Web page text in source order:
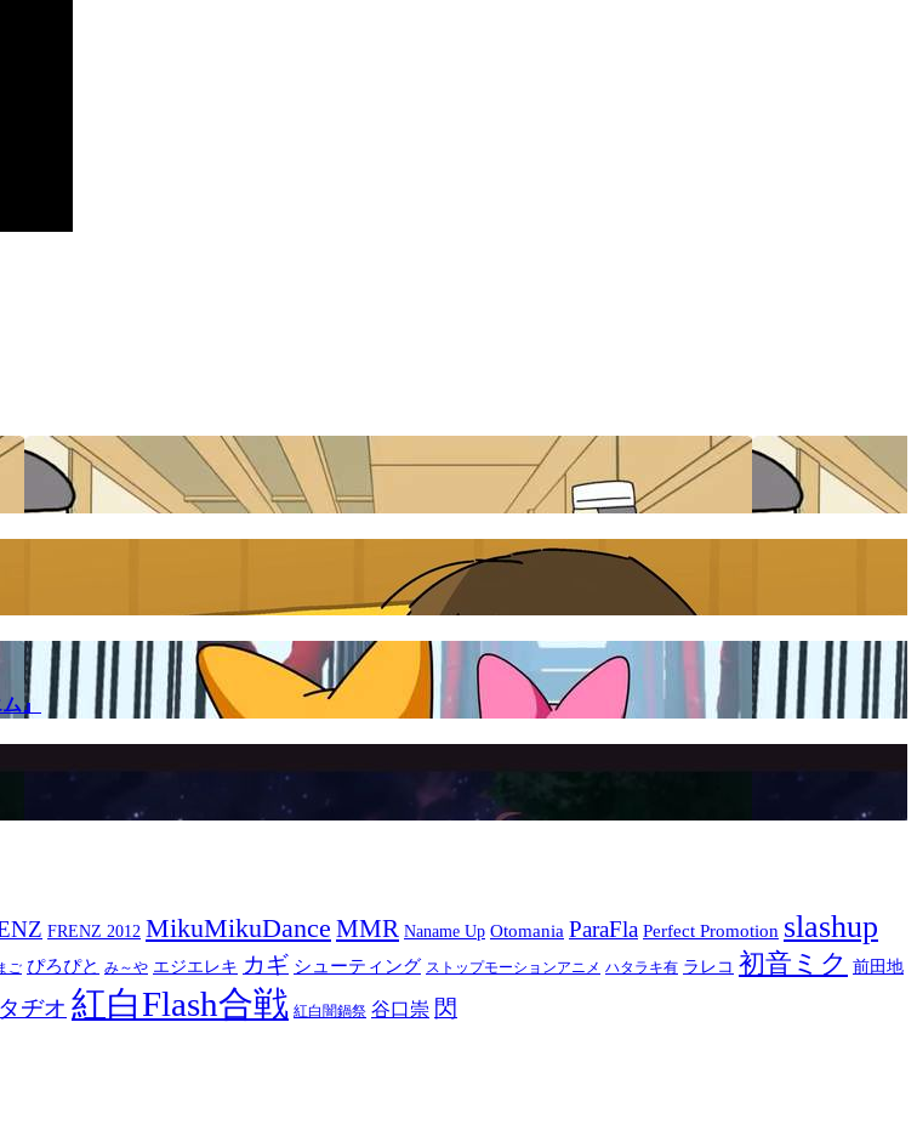
』
FRENZ 2012 MikuMikuDance MMR Naname Up Otomania ParaFla Perfect Promotion slashup
ご ぴろぴと み～や エジエレキ カギ シューティング ストップモーションアニメ ハタラキ有 ラレコ 初音ミク 前田地
ヂオ 紅白Flash合戦 紅白闇鍋祭 谷口崇 閃